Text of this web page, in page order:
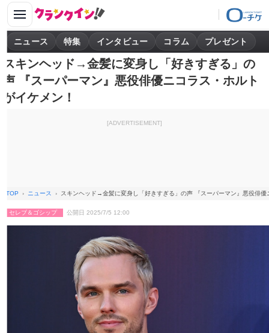
ニュース 特集 インタビュー コラム プレゼント
スキンヘッド→金髪に変身し「好きすぎる」の
声 『スーパーマン』悪役俳優ニコラス・ホルト
がイケメン！
[ADVERTISEMENT]
TOP ニュース スキンヘッド→金髪に変身し「好きすぎる」の声 『スーパーマン』悪役俳優
セレブ＆ゴシップ 公開日 2025/7/5 12:00